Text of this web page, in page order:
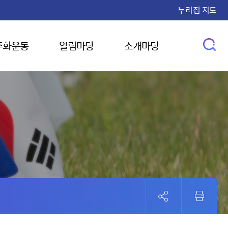
누리집 지도
운동 알림마당 소개마당